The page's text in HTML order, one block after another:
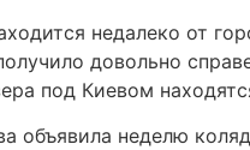
недалеко от
довольно
под Киевом
объявила неделю